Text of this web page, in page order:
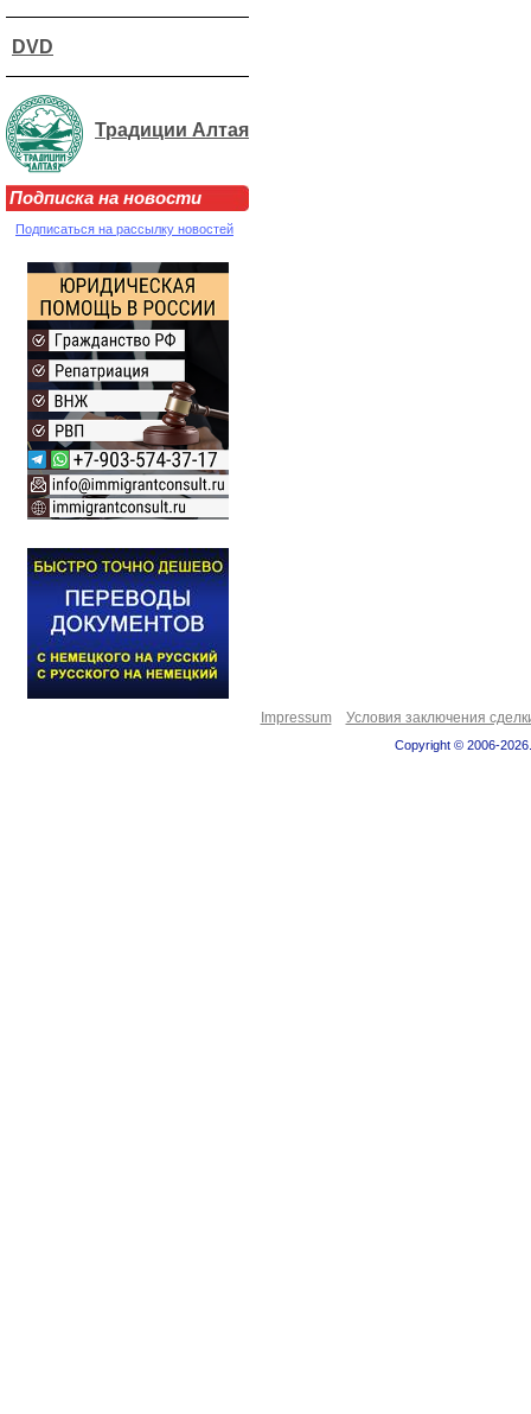
DVD
Традиции Алтая
Подписка на новости
Подписаться на рассылку новостей
Impressum Условия заключения
Copyright © 2006-